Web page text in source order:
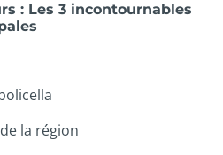
: Les 3 incontournables
la région